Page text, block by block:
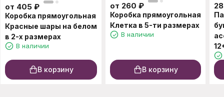
от 405 ₽
Коробка прямоугольная
Красные шары на белом
в 2-х размерах
В наличии
В корзину
от 260 ₽
Коробка прямоугольная
Клетка в 5-ти размерах
В наличии
В корзину
28